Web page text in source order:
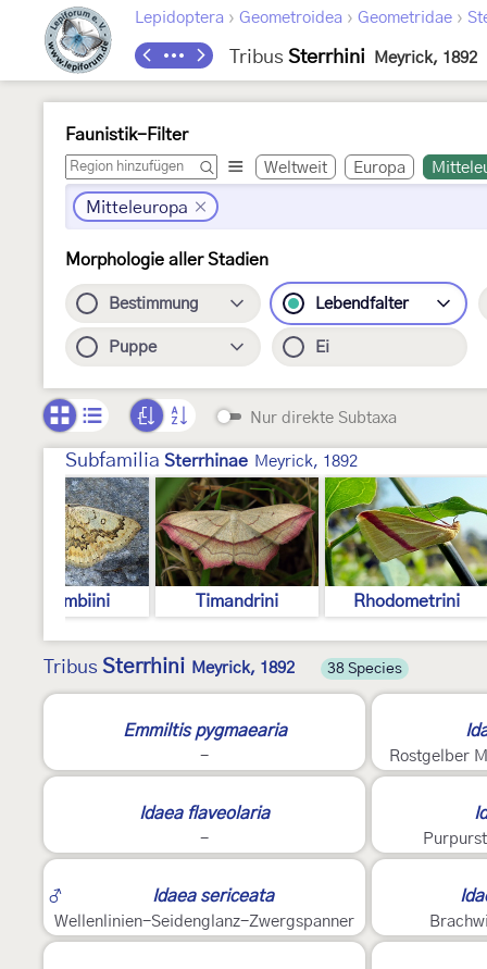
Lepidoptera › Geometroidea › Geometridae ›
Tribus Sterrhini Meyrick, 1892
Faunistik-Filter
Weltweit Europa
Mitteleuropa
Morphologie aller Stadien
Bestimmung Lebendfalter
Puppe Ei
Nur direkte Subtaxa
Subfamilia Sterrhinae Meyrick, 1892
Cosymbiini Timandrini Rhodometrini
Tribus Sterrhini Meyrick, 1892 38 Species
Emmiltis pygmaearia
- Rostgelber
Idaea flaveolaria
-
♂
Idaea sericeata
Wellenlinien-Seidenglanz-Zwergspanner